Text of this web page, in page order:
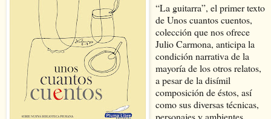
“La guitarra”, el primer texto
de Unos cuantos cuentos,
colección que nos ofrece
Julio Carmona, anticipa la
condición narrativa de la
mayoría de los otros relatos,
a pesar de la disímil
composición de éstos, así
como sus diversas técnicas,
personajes y ambientes.